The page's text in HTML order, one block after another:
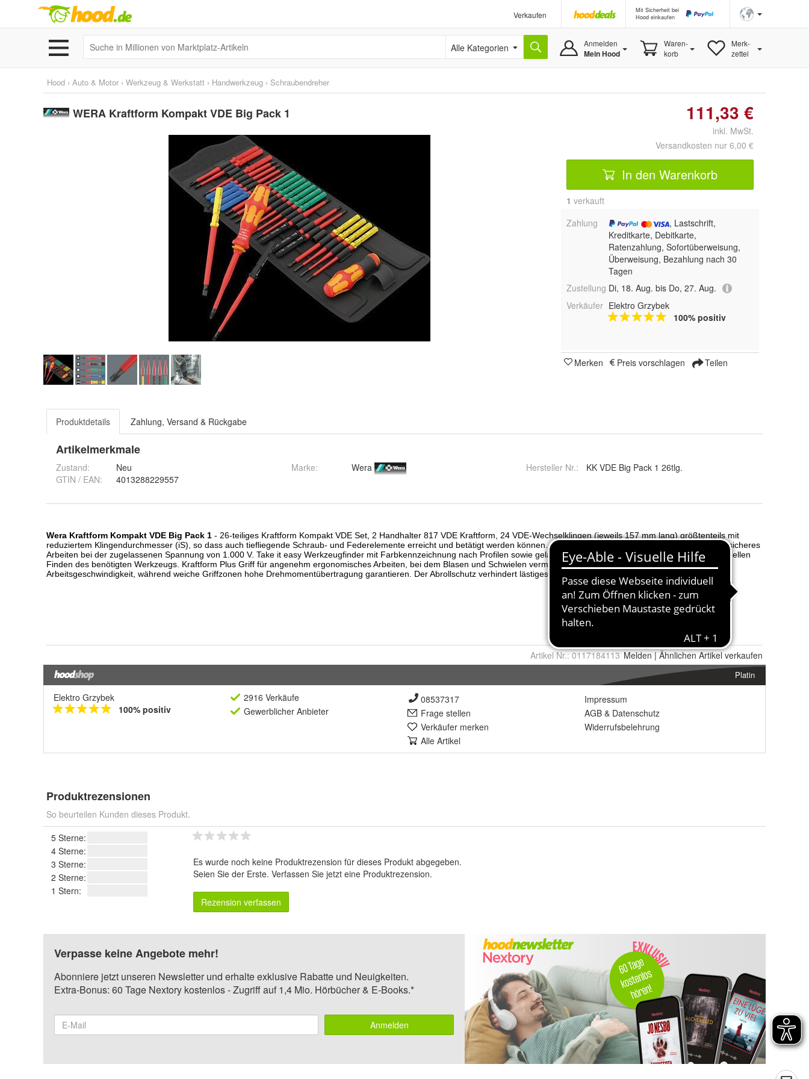
Verkaufen
Mit Sicherheit bei
Hood einkaufen
Alle Kategorien Anmelden
Mein Hood
Waren-
korb
Merk-
zettel
Hood › Auto & Motor › Werkzeug & Werkstatt › Handwerkzeug › Schraubendreher
WERA Kraftform Kompakt VDE Big Pack 1 111,33 €
inkl. MwSt.
Versandkosten nur 6,00 €
In den Warenkorb
1 verkauft
Zahlung
, Lastschrift,
Kreditkarte, Debitkarte,
Ratenzahlung, Sofortüberweisung,
Überweisung, Bezahlung nach 30
Tagen
Zustellung Di, 18. Aug. bis Do, 27. Aug.
Verkäufer Elektro Grzybek
100% positiv
Merken Preis vorschlagen Teilen
Produktdetails Zahlung, Versand & Rückgabe
Artikelmerkmale
Zustand:
Neu
GTIN / EAN:
4013288229557
Marke: Wera Hersteller Nr.: KK VDE Big Pack 1 26tlg.
Artikel Nr.:0117184113 Melden|ÄhnlichenArtikel verkaufen
Platin
Elektro Grzybek
100% positiv
2916 Verkäufe
Gewerblicher Anbieter
08537317
Frage stellen
Verkäufer merken
Alle Artikel
Impressum
AGB & Datenschutz
Widerrufsbelehrung
Produktrezensionen
So beurteilen Kunden dieses Produkt.
5 Sterne:
4 Sterne:
3 Sterne:
2 Sterne:
1 Stern:
Es wurde noch keine Produktrezension für dieses Produkt abgegeben.
Seien Sie der Erste. Verfassen Sie jetzt eine Produktrezension.
Rezension verfassen
Verpasse keine Angebote mehr!
Abonniere jetzt unseren Newsletter und erhalte exklusive Rabatte und Neuigkeiten.
Extra-Bonus: 60 Tage Nextory kostenlos - Zugriff auf 1,4 Mio. Hörbücher & E-Books.*
Anmelden